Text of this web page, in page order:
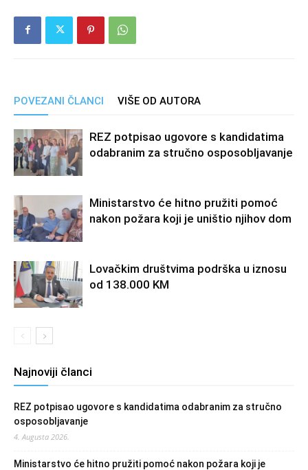
POVEZANI ČLANCI VIŠE OD AUTORA
REZ potpisao ugovore s kandidatima
odabranim za stručno osposobljavanje
Ministarstvo će hitno pružiti pomoć
nakon požara koji je uništio njihov dom
Lovačkim društvima podrška u iznosu
od 138.000 KM
Najnoviji članci
REZ potpisao ugovore s kandidatima odabranim za stručno
osposobljavanje
4. Augusta 2026.
Ministarstvo će hitno pružiti pomoć nakon požara koji je